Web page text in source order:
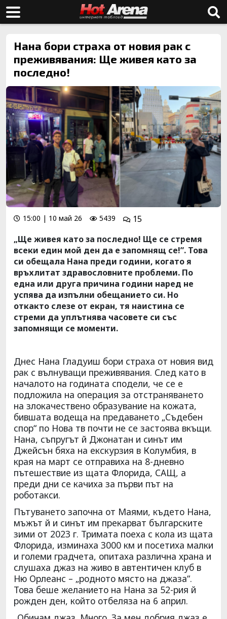
Нана бори страха от новия рак с
преживявания: Ще живея като за
последно!
15:00 | 10 май 26 5439
15
„Ще живея като за последно! Ще се стремя
всеки един мой ден да е запомнящ се!”. Това
си обещала Нана преди години, когато я
връхлитат здравословните проблеми. По
една или друга причина години наред не
успява да изпълни обещанието си. Но
откакто слезе от екран, тя наистина се
стреми да уплътнява часовете си със
запомнящи се моменти.
Днес Нана Гладуиш бори страха от новия вид
рак с вълнуващи преживявания. След като в
началото на годината сподели, че се е
подложила на операция за отстраняването
на злокачествено образувание на кожата,
бившата водеща на предаването „Съдебен
спор“ по Нова тв почти не се застоява вкъщи.
Нана, съпругът й Джонатан и синът им
Джейсън бяха на екскурзия в Колумбия, в
края на март се отправиха на 8-дневно
пътешествие из щата Флорида, САЩ, а
преди дни се качиха за първи път на
роботакси.
Пътуването започна от Маями, където Нана,
мъжът й и синът им прекарват българските
зими от 2023 г. Тримата поеха с кола из щата
Флорида, изминаха 3000 км и посетиха малки
и големи градчета, опитаха различна храна и
слушаха джаз на живо в автентичен клуб в
Ню Орлеанс – „родното място на джаза“.
Това беше желанието на Нана за 52-рия й
рожден ден, който отбеляза на 6 април.